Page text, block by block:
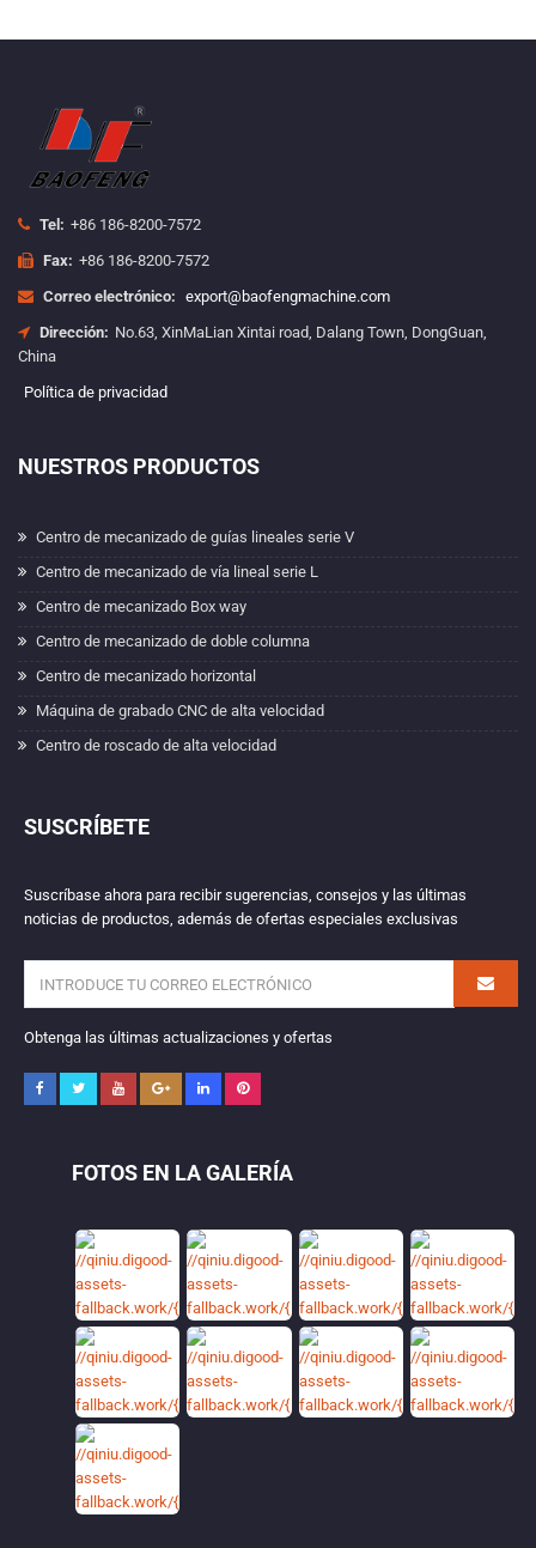
Tel: +86 186-8200-7572
Fax: +86 186-8200-7572
Correo electrónico: export@baofengmachine.com
Dirección: No.63, XinMaLian Xintai road, Dalang Town, DongGuan,
China
Política de privacidad
NUESTROS PRODUCTOS
Centro de mecanizado de guías lineales serie V
Centro de mecanizado de vía lineal serie L
Centro de mecanizado Box way
Centro de mecanizado de doble columna
Centro de mecanizado horizontal
Máquina de grabado CNC de alta velocidad
Centro de roscado de alta velocidad
SUSCRÍBETE
Suscríbase ahora para recibir sugerencias, consejos y las últimas
noticias de productos, además de ofertas especiales exclusivas
Obtenga las últimas actualizaciones y ofertas
FOTOS EN LA GALERÍA